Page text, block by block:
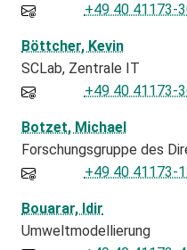
+49 40 41173-
Böttcher, Kevin
SCLab Zentrale IT
+49 40 41173-
Botzet, Michael
Forschungsgruppe des
+49 40 41173-
Bouarar, Idir
Umweltmodellierung